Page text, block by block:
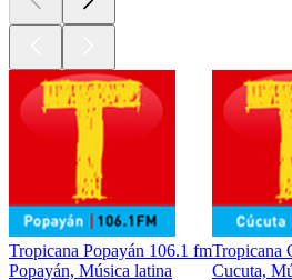
Tropicana Popayán 106.1 fm
Popayán, Música latina
Tropicana
Cucuta,